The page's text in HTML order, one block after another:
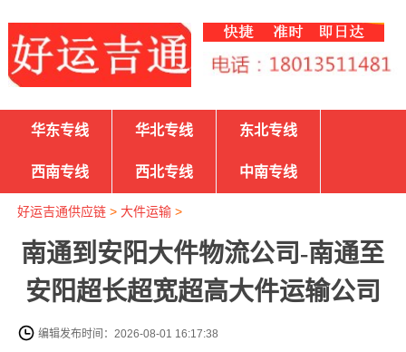
华东专线 华北专线 东北专线
西南专线 西北专线 中南专线
好运吉通供应链> 大件运输>
南通到安阳大件物流公司-南通至
安阳超长超宽超高大件运输公司
编辑发布时间：2026-08-01 16:17:38